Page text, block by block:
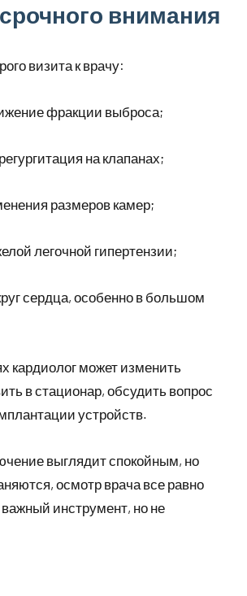
внимания
визита к врачу:
фракции выброса;
на клапанах;
размеров камер;
легочной гипертензии;
сердца, особенно в большом
кардиолог может изменить
в стационар, обсудить вопрос
устройств.
выглядит спокойным, но
осмотр врача все равно
инструмент, но не